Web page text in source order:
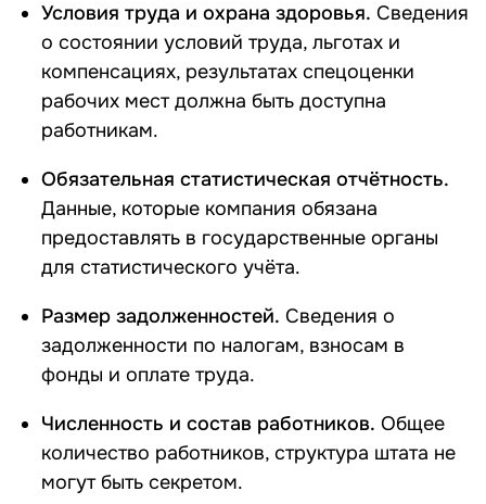
Условия труда и охрана здоровья. Сведения
о состоянии условий труда, льготах и
компенсациях, результатах спецоценки
рабочих мест должна быть доступна
работникам.
Обязательная статистическая отчётность.
Данные, которые компания обязана
предоставлять в государственные органы
для статистического учёта.
Размер задолженностей. Сведения о
задолженности по налогам, взносам в
фонды и оплате труда.
Численность и состав работников. Общее
количество работников, структура штата не
могут быть секретом.